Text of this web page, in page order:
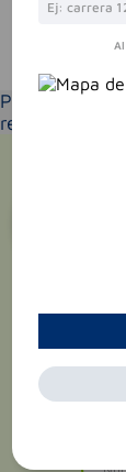
Te puede
Por favor